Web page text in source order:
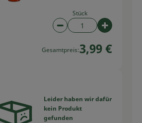
Stück
Artikelanzahl
Gesamtpreis:3,99 €
Leider haben wir dafür
kein Produkt
gefunden